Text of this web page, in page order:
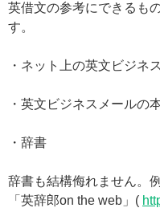
英借文の参考にできるも
す。
・ネット上の英文ビジネ
・英文ビジネスメールの
・辞書
辞書も結構侮れません。
「英辞郎on the web」(